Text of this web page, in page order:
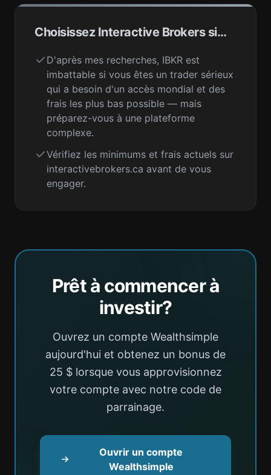
Choisissez Interactive Brokers si…
D'après mes recherches, IBKR est
imbattable si vous êtes un trader sérieux
qui a besoin d'un accès mondial et des
frais les plus bas possible — mais
préparez-vous à une plateforme
complexe.
Vérifiez les minimums et frais actuels sur
interactivebrokers.ca avant de vous
engager.
Prêt à commencer à
investir?
Ouvrez un compte Wealthsimple
aujourd'hui et obtenez un bonus de
25 $ lorsque vous approvisionnez
votre compte avec notre code de
parrainage.
Ouvrir un compte
Wealthsimple